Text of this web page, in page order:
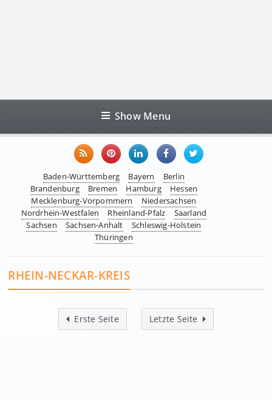
Show Menu
Baden-Württemberg Bayern
Berlin
Brandenburg
Bremen Hamburg
Hessen
Mecklenburg-Vorpommern
Niedersachsen
Nordrhein-Westfalen
Rheinland-Pfalz
Saarland
Sachsen
Sachsen-Anhalt
Schleswig-Holstein
Thüringen
RHEIN-NECKAR-KREIS
Erste Seite Letzte Seite